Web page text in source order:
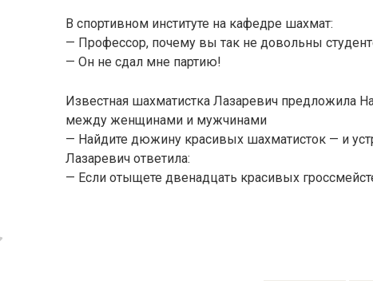
В спортивном институте на кафедре шахмат:
— Профессор, почему вы так не довольны
— Он не сдал мне партию!
Известная шахматистка Лазаревич предложила
между женщинами и мужчинами
— Найдите дюжину красивых шахматисток — и
Лазаревич ответила:
— Если отыщете двенадцать красивых